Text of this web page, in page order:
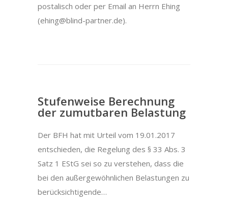
postalisch oder per Email an Herrn Ehing
(ehing@blind-partner.de).
Stufenweise Berechnung
der zumutbaren Belastung
Der BFH hat mit Urteil vom 19.01.2017
entschieden, die Regelung des § 33 Abs. 3
Satz 1 EStG sei so zu verstehen, dass die
bei den außergewöhnlichen Belastungen zu
berücksichtigende…